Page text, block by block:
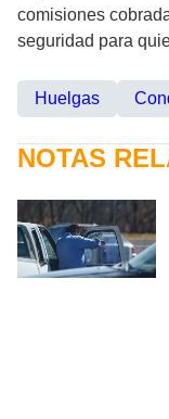
comisiones
seguridad para
Huelgas
NOTAS